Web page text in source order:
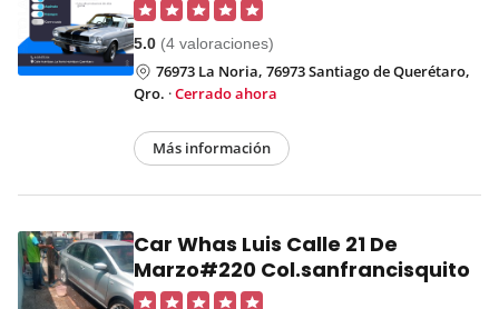
5.0 (4 valoraciones)
76973 La Noria, 76973 Santiago de Querétaro,
Qro. ·Cerrado ahora
Más información
Car Whas Luis Calle 21 De
Marzo#220 Col.sanfrancisquito